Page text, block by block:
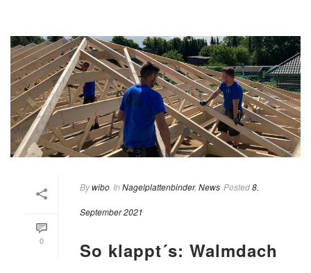
0
Bywibo In Nagelplattenbinder, News Posted8.
September 2021
So klappt´s: Walmdach